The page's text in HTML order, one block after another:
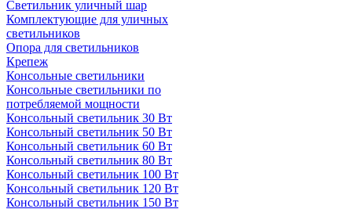
Cветильник уличный шар
Комплектующие для уличных
светильников
Опора для светильников
Крепеж
Консольные светильники
Консольные светильники по
потребляемой мощности
Консольный светильник 30 Вт
Консольный светильник 50 Вт
Консольный светильник 60 Вт
Консольный светильник 80 Вт
Консольный светильник 100 Вт
Консольный светильник 120 Вт
Консольный светильник 150 Вт